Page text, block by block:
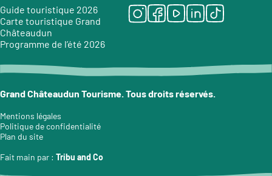
Guide touristique 2026
Carte touristique Grand
Châteaudun
Programme de l’été 2026
Instagram
Facebook
Youtube
LinkedIn
Tiktok
Grand Châteaudun Tourisme. Tous droits réservés.
Mentions légales
Politique de confidentialité
Plan du site
Fait main par : Tribu and Co